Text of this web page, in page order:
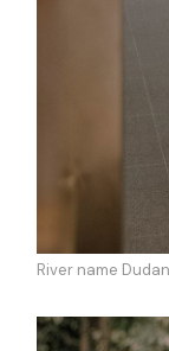
River name Dudan